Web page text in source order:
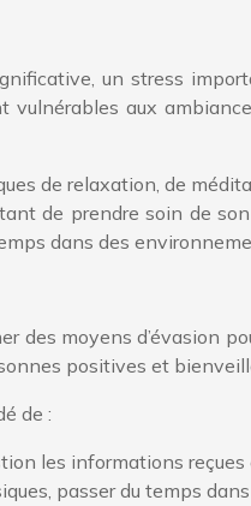
un stress
aux
de relaxation, de
de prendre soin de
dans des
des moyens d’évasion
positives et
de :
les informations reçues
passer du temps